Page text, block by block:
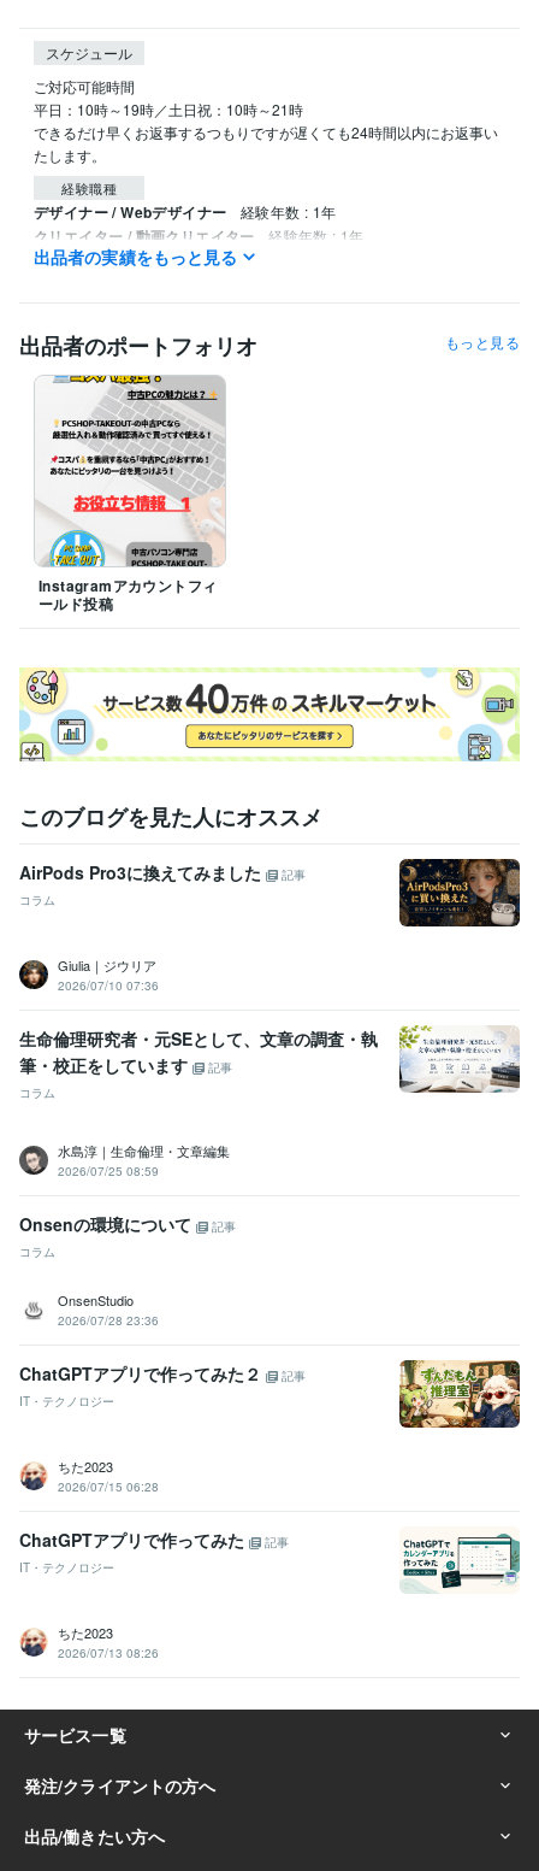
スケジュール
ご対応可能時間
平日：10時～19時／土日祝：10時～21時
できるだけ早くお返事するつもりですが遅くても24時間以内にお返事い
たします。
経験職種
デザイナー / Webデザイナー 経験年数 : 1年
クリエイター / 動画クリエイター 経験年数 : 1年
事務・ビジネスサポート / 事務（一般事務）
物流・購買 / 商品・在庫管理 経験年数 : 5年
職歴
PCSHOP-TAKEOUT- 2021年12月 ~ 現在
得意分野
オンラインレッスン・習い事
IT
出品者の実績をもっと見る
出品者のポートフォリオ もっと見る
Instagramアカウントフィ
ールド投稿
このブログを見た人にオススメ
AirPods Pro3に換えてみました
記事
コラム
Giulia｜ジウリア
2026/07/10 07:36
生命倫理研究者・元SEとして、文章の調査・執
筆・校正をしています
記事
コラム
水島淳｜生命倫理・文章編集
2026/07/25 08:59
Onsenの環境について
記事
コラム
OnsenStudio
2026/07/28 23:36
ChatGPTアプリで作ってみた２
記事
IT・テクノロジー
ちた2023
2026/07/15 06:28
ChatGPTアプリで作ってみた
記事
IT・テクノロジー
ちた2023
2026/07/13 08:26